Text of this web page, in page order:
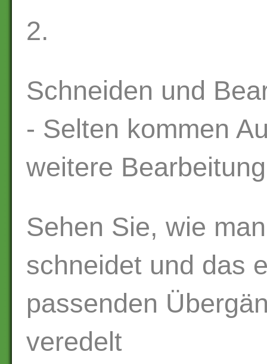
2.
Schneiden und
- Selten kommen
weitere
Sehen Sie, wie
schneidet und das
passenden
veredelt